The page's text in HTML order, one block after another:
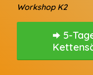
Workshop K2
5-